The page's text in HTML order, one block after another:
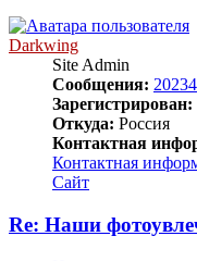
Darkwing
Site Admin
Сообщения: 20234
Зарегистрирован:
Откуда: Россия
Контактная
Контактная
Сайт
Re: Наши